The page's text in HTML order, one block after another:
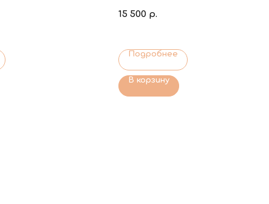
15 500 р.
Подробнее
В корзину